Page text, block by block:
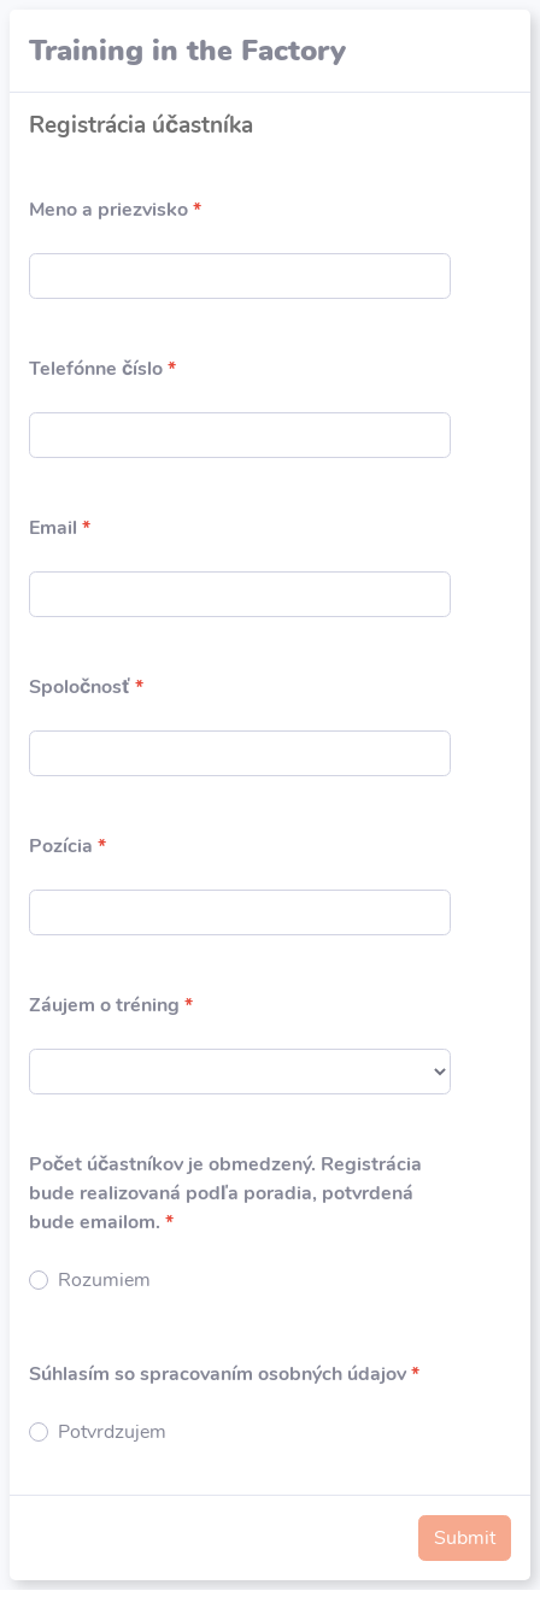
Training in the Factory
Registrácia účastníka
Meno a priezvisko*
Telefónne číslo*
Email *
Spoločnosť*
Pozícia *
Záujem o tréning *
Počet účastníkov je obmedzený. Registrácia
bude realizovaná podľa poradia, potvrdená
bude emailom. *
Rozumiem
Súhlasím so spracovaním osobných údajov*
Potvrdzujem
Submit